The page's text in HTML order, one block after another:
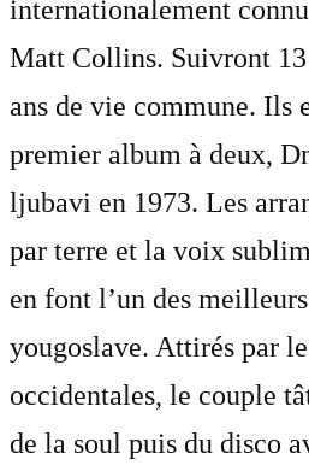
internationalement
Matt Collins. Suivront
ans de vie commune. Ils
premier album à deux,
ljubavi en 1973. Les
par terre et la voix
en font l’un des
yougoslave. Attirés par
occidentales, le couple
de la soul puis du disco